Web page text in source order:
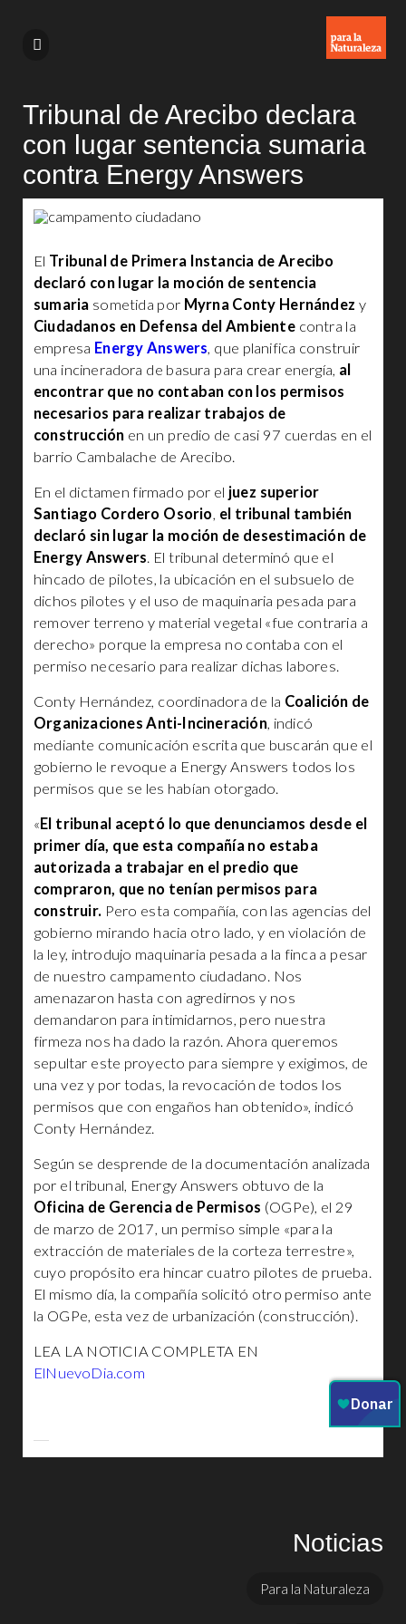
Tribunal de Arecibo declara
con lugar sentencia sumaria
contra Energy Answers
El Tribunal de Primera Instancia de Arecibo
declaró con lugar la moción de sentencia
sumaria sometida por Myrna Conty Hernández y
Ciudadanos en Defensa del Ambientecontra la
empresa Energy Answers, que planifica construir
una incineradora de basura para crear energía, al
encontrar que no contaban con los permisos
necesarios para realizar trabajos de
construcción en un predio de casi 97 cuerdas en el
barrio Cambalache de Arecibo.
En el dictamen firmado por el juez superior
Santiago Cordero Osorio, el tribunal también
declaró sin lugar la moción de desestimación de
Energy Answers. El tribunal determinó que el
hincado de pilotes, la ubicación en el subsuelo de
dichos pilotes y el uso de maquinaria pesada para
remover terreno y material vegetal «fue contraria a
derecho» porque la empresa no contaba con el
permiso necesario para realizar dichas labores.
Conty Hernández, coordinadora de la Coalición de
Organizaciones Anti-Incineración, indicó
mediante comunicación escrita que buscarán que el
gobierno le revoque a Energy Answers todos los
permisos que se les habían otorgado.
« El tribunal aceptó lo que denunciamos desde el
primer día, que esta compañía no estaba
autorizada a trabajar en el predio que
compraron, que no tenían permisos para
construir. Pero esta compañía, con las agencias del
gobierno mirando hacia otro lado, y en violación de
la ley, introdujo maquinaria pesada a la finca a pesar
de nuestro campamento ciudadano. Nos
amenazaron hasta con agredirnos y nos
demandaron para intimidarnos, pero nuestra
firmeza nos ha dado la razón. Ahora queremos
sepultar este proyecto para siempre y exigimos, de
una vez y por todas, la revocación de todos los
permisos que con engaños han obtenido», indicó
Conty Hernández.
Según se desprende de la documentación analizada
por el tribunal, Energy Answers obtuvo de la
Oficina de Gerencia de Permisos (OGPe), el 29
de marzo de 2017, un permiso simple «para la
extracción de materiales de la corteza terrestre»,
cuyo propósito era hincar cuatro pilotes de prueba.
El mismo día, la compañía solicitó otro permiso ante
la OGPe, esta vez de urbanización (construcción).
LEA LA NOTICIA COMPLETA EN
ElNuevoDia.com
Noticias
Para la Naturaleza